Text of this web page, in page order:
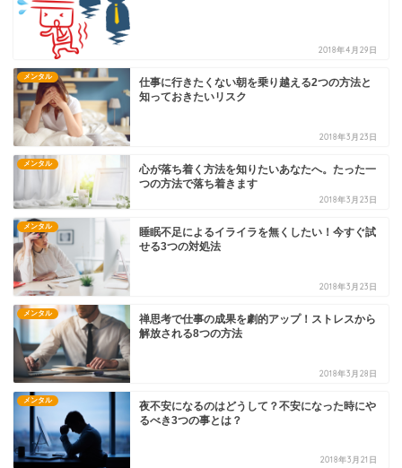
2018年4月29日
メンタル
仕事に行きたくない朝を乗り越える2つの方法と
知っておきたいリスク
2018年3月23日
メンタル
心が落ち着く方法を知りたいあなたへ。たった一
つの方法で落ち着きます
2018年3月23日
メンタル
睡眠不足によるイライラを無くしたい！今すぐ試
せる3つの対処法
2018年3月23日
メンタル
禅思考で仕事の成果を劇的アップ！ストレスから
解放される8つの方法
2018年3月28日
メンタル
夜不安になるのはどうして？不安になった時にや
るべき3つの事とは？
2018年3月21日